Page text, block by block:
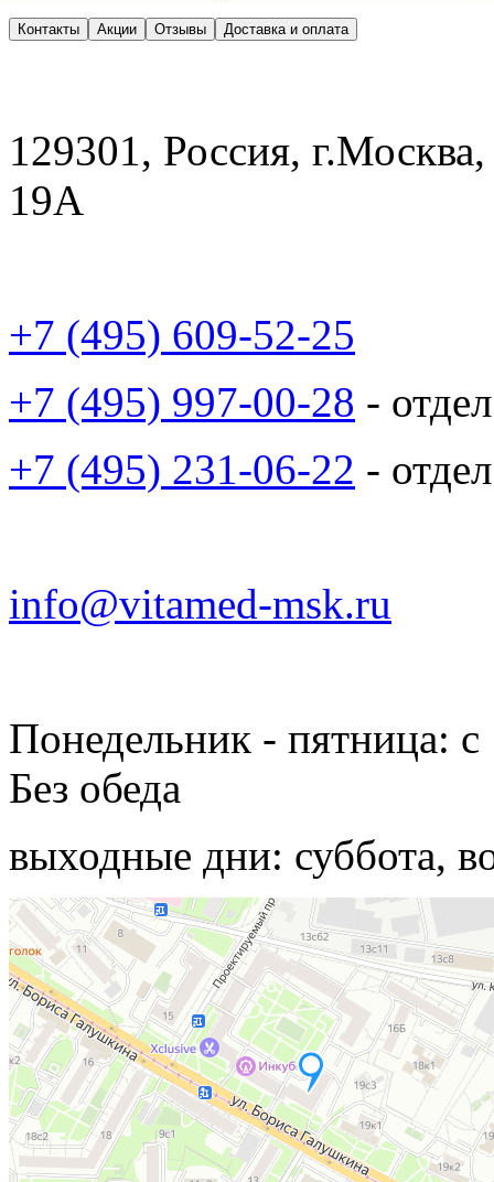
Контакты Акции Отзывы Доставка и оплата
129301, Россия,
19А
+7 (495) 609-52-25
+7 (495) 997-00-28 -
+7 (495) 231-06-22 -
info@vitamed-msk.ru
Понедельник - пятница:
Без обеда
выходные дни: суббота,